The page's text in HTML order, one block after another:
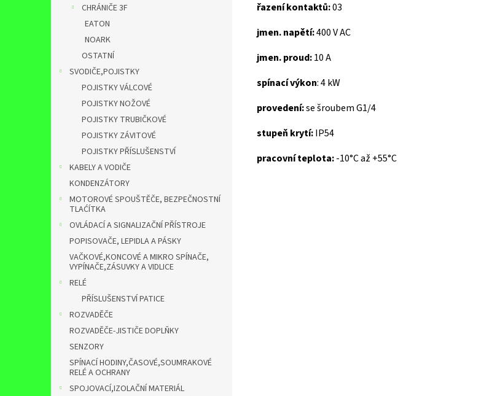
CHRÁNIČE 3F
EATON
NOARK
OSTATNÍ
SVODIČE,POJISTKY
POJISTKY VÁLCOVÉ
POJISTKY NOŽOVÉ
POJISTKY TRUBIČKOVÉ
POJISTKY ZÁVITOVÉ
POJISTKY PŘÍSLUŠENSTVÍ
KABELY A VODIČE
KONDENZÁTORY
MOTOROVÉ SPOUŠTĚČE, BEZPEČNOSTNÍ
TLAĆÍTKA
OVLÁDACÍ A SIGNALIZAČNÍ PŘÍSTROJE
POPISOVAČE, LEPIDLA A PÁSKY
VAČKOVÉ,KONCOVÉ A MIKRO SPÍNAČE,
VYPÍNAČE,ZÁSUVKY A VIDLICE
RELÉ
PŘÍSLUŠENSTVÍ PATICE
ROZVADĚČE
ROZVADĚČE-JISTIČE DOPLŇKY
SENZORY
SPÍNACÍ HODINY,ČASOVÉ,SOUMRAKOVÉ
RELÉ A OCHRANY
SPOJOVACÍ,IZOLAČNÍ MATERIÁL
řazení kontaktů:03
jmen. napětí:400 V AC
jmen. proud:10 A
spínací výkon: 4 kW
provedení:se šroubem G1/4
stupeň krytí:IP54
pracovní teplota:-10°C až +55°C